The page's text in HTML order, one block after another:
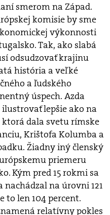
smerom na Západ.
komisie by sme
výkonnosti
Tak, ako slabá
odsudzovať krajinu
história a veľké
a ľudského
úspech. Azda
lepšie ako na
dala svetu rímske
Krištofa Kolumba a
Žiadny iný členský
priemeru
Kým pred 15 rokmi sa
na úrovni 121
to len 104 percent.
relatívny pokles